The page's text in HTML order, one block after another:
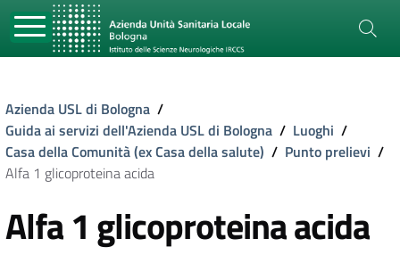
Azienda USL di Bologna /
Guida ai servizi dell'Azienda USL di Bologna / Luoghi /
Casa della Comunità (ex Casa della salute) / Punto prelievi /
Alfa 1 glicoproteina acida
Alfa 1 glicoproteina acida